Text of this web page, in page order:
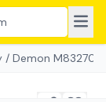
/ Demon M83270